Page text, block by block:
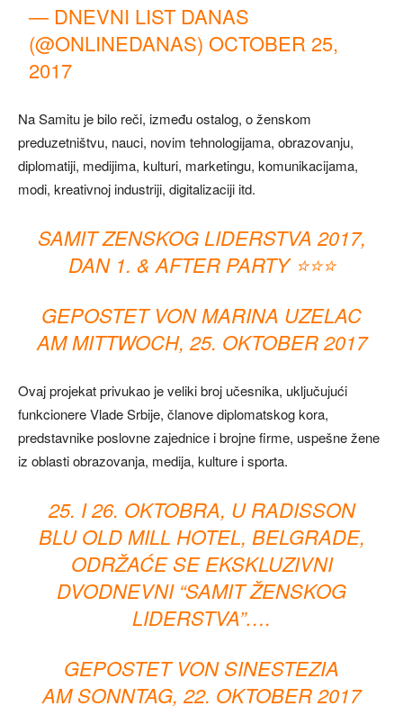
— DNEVNI LIST DANAS
(@ONLINEDANAS)OCTOBER 25,
2017
Na Samitu je bilo reči, između ostalog, o ženskom
preduzetništvu, nauci, novim tehnologijama, obrazovanju,
diplomatiji, medijima, kulturi, marketingu, komunikacijama,
modi, kreativnoj industriji, digitalizaciji itd.
SAMIT ZENSKOG LIDERSTVA 2017,
DAN 1. & AFTER PARTY ⭐️⭐️⭐️
GEPOSTET VONMARINA UZELAC
AMMITTWOCH, 25. OKTOBER 2017
Ovaj projekat privukao je veliki broj učesnika, uključujući
funkcionere Vlade Srbije, članove diplomatskog kora,
predstavnike poslovne zajednice i brojne firme, uspešne žene
iz oblasti obrazovanja, medija, kulture i sporta.
25. I 26. OKTOBRA, U RADISSON
BLU OLD MILL HOTEL, BELGRADE,​
ODRŽAĆE SE EKSKLUZIVNI
DVODNEVNI “SAMIT ŽENSKOG
LIDERSTVA”….
GEPOSTET VONSINESTEZIA
AMSONNTAG, 22. OKTOBER 2017